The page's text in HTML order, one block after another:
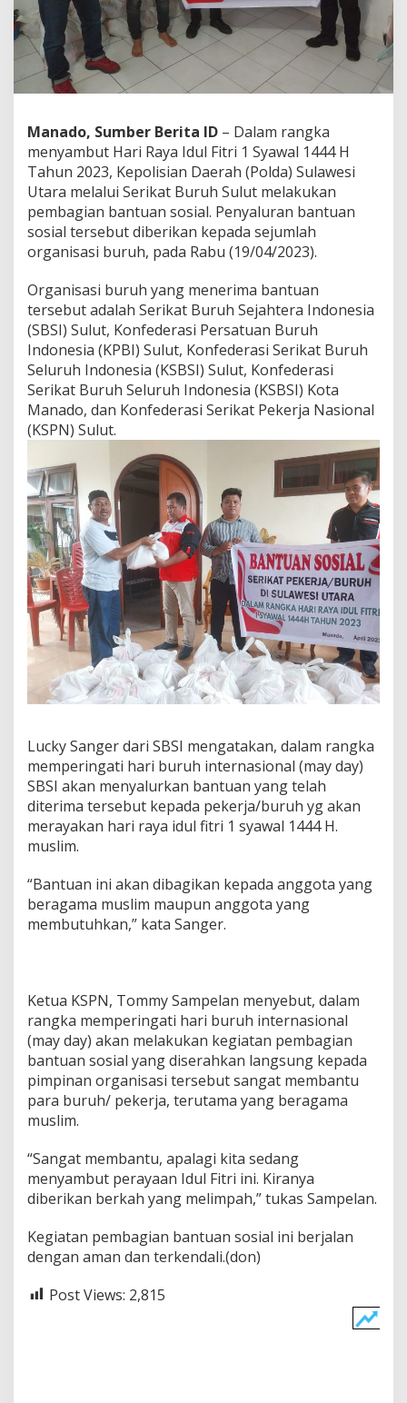
n
t
u
a
n
M
l
a
l
u
i
S
r
i
a
t
B
u
r
u
h
Manado, Sumber Berita ID – Dalam rangka
menyambut Hari Raya Idul Fitri 1 Syawal 1444 H
Tahun 2023, Kepolisian Daerah (Polda) Sulawesi
Utara melalui Serikat Buruh Sulut melakukan
pembagian bantuan sosial. Penyaluran bantuan
sosial tersebut diberikan kepada sejumlah
organisasi buruh, pada Rabu (19/04/2023).
Organisasi buruh yang menerima bantuan
tersebut adalah Serikat Buruh Sejahtera Indonesia
(SBSI) Sulut, Konfederasi Persatuan Buruh
Indonesia (KPBI) Sulut, Konfederasi Serikat Buruh
Seluruh Indonesia (KSBSI) Sulut, Konfederasi
Serikat Buruh Seluruh Indonesia (KSBSI) Kota
Manado, dan Konfederasi Serikat Pekerja Nasional
(KSPN) Sulut.
Lucky Sanger dari SBSI mengatakan, dalam rangka
memperingati hari buruh internasional (may day)
SBSI akan menyalurkan bantuan yang telah
diterima tersebut kepada pekerja/buruh yg akan
merayakan hari raya idul fitri 1 syawal 1444 H.
muslim.
“Bantuan ini akan dibagikan kepada anggota yang
beragama muslim maupun anggota yang
membutuhkan,” kata Sanger.
Ketua KSPN, Tommy Sampelan menyebut, dalam
rangka memperingati hari buruh internasional
(may day) akan melakukan kegiatan pembagian
bantuan sosial yang diserahkan langsung kepada
pimpinan organisasi tersebut sangat membantu
para buruh/ pekerja, terutama yang beragama
muslim.
“Sangat membantu, apalagi kita sedang
menyambut perayaan Idul Fitri ini. Kiranya
diberikan berkah yang melimpah,” tukas Sampelan.
Kegiatan pembagian bantuan sosial ini berjalan
dengan aman dan terkendali.(don)
Post Views: 2,815